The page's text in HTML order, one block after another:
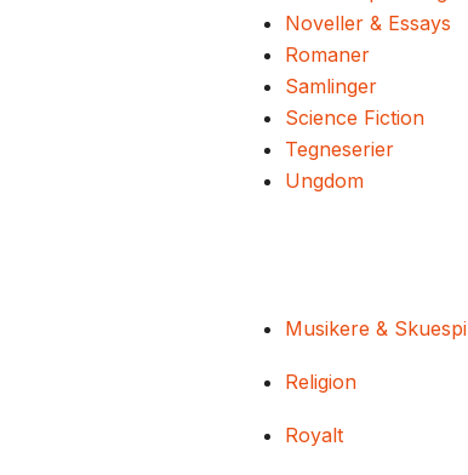
Noveller & Essays
Romaner
Samlinger
Science Fiction
Tegneserier
Ungdom
Musikere &
Religion
Royalt